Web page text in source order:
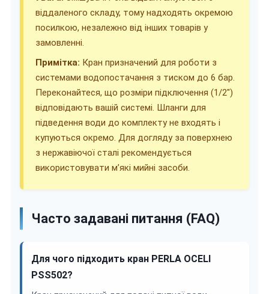
віддаленого складу, тому надходять окремою
посилкою, незалежно від інших товарів у
замовленні.
Примітка: Кран призначений для роботи з
системами водопостачання з тиском до 6 бар.
Переконайтеся, що розміри підключення (1/2")
відповідають вашій системі. Шланги для
підведення води до комплекту не входять і
купуються окремо. Для догляду за поверхнею
з нержавіючої сталі рекомендується
використовувати м’які мийні засоби.
Часто задавані питання (FAQ)
Для чого підходить кран PERLA OCELI
PSS502?